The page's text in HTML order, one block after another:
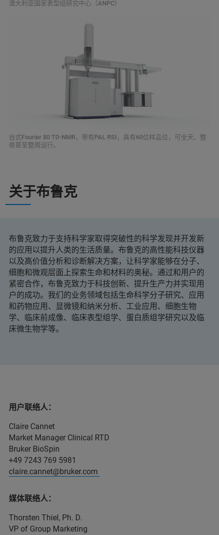
澳大利亚国家表型组研究中心（ANPC）
台式Fourier 80 TD-NMR，带有PAL RSI，具有60位样品位，可全天、整
夜甚至整周运行。
关于布鲁克
布鲁克致力于支持科学家取得突破性的科学发现并开发新
的应用以提升人类的生活质量。布鲁克的高性能科技仪器
以及高价值分析和诊断解决方案，让科学家能够在分子、
细胞和微观层面上探索生命和材料的奥秘。通过和用户的
紧密合作，布鲁克致力于科技创新、提升生产力并实现用
户的成功。我们的业务领域包括生命科学分子研究、应用
和药物应用、显微镜和纳米分析、工业应用、细胞生物
学、临床前成像、临床表型组学、蛋白质组学研究以及临
床微生物学等。
用户联络人：
Claire Cannet
Market Manager Clinical RTD
Bruker BioSpin
+49 7243 769 5981
claire.cannet@bruker.com
媒体联络人：
Thorsten Thiel, Ph. D.
VP of Group Marketing